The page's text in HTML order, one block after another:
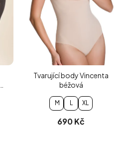
Tvarující body Vincenta
béžová
M L XL
690 Kč